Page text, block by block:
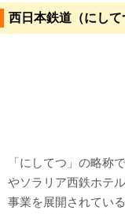
西日本鉄道（にして
「にしてつ」の略称
やソラリア西鉄ホテ
事業を展開されてい
対応メディア
よくあるご
プライバシ